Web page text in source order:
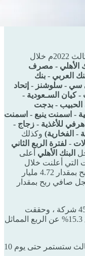
أعلنت 36 شركة عن نتائجها المالية للربع الثالث 2022م خلال
الأهلي - مصرف
العربي - بنك
سي - سلوشنز - إتحاد
- كيان السـعودية -
الحبيب - بدجت
- اسمنت ينبع - اسمنت
للأغذية - زجاج -
- الفخارية) وكذلك
- لفترة الربع الثاني
البنك الأهلي
أعلى
بين الشركات التي أعلنت خلال
الأسبوع الماضي، حيث حقق البنك صافي ربح بمقدار 4.72 مليار
صافي ربح بمقدار
وأصبح إجمالي الشركات المعلنة حتى الآن 45 شركة ، وحققت
صافي ربح بمقدار 24.33 مليار ريال، بارتفاع 15.3% عن الربع المماثل
ويذكر بأن مهلة نشر النتائج المالية للربع الثالث ستستمر حتى يوم 10